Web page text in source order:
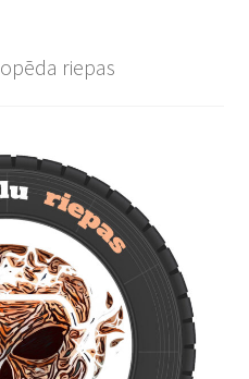
riepas